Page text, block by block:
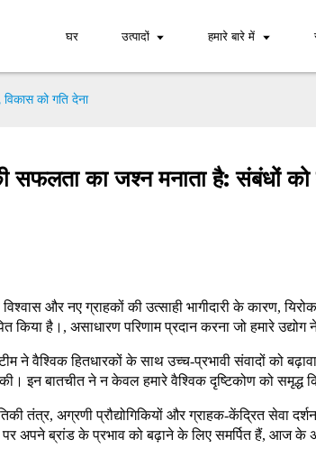
घर उत्पादों हमारे बारे में
को गति देना
सफलता का जश्न मनाता है: संबंधों
विश्वास और नए ग्राहकों की उत्साही भागीदारी के कारण,
किया है। , असाधारण परिणाम प्रदान करना जो हमारे
ने वैश्विक हितधारकों के साथ उच्च-प्रभावी संवादों को
की। इन बातचीत ने न केवल हमारे वैश्विक दृष्टिकोण को
तंत्र, अग्रणी प्रौद्योगिकियों और ग्राहक-केंद्रित सेवा
पर अपने ब्रांड के प्रभाव को बढ़ाने के लिए समर्पित हैं, आज